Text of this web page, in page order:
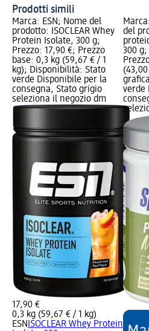
Prodotti simili
Marca: ESN; Nome del
prodotto: ISOCLEAR Whey
Protein Isolate, 300 g;
Prezzo: 17,90 €; Prezzo
base: 0,3 kg (59,67 € / 1
kg); Disponibilità: Stato
verde Disponibile per la
consegna, Stato grigio
seleziona il negozio dm
17,90 €
0,3 kg (59,67 € / 1 kg)
ESN ISOCLEAR Whey Protein
del
300
verde